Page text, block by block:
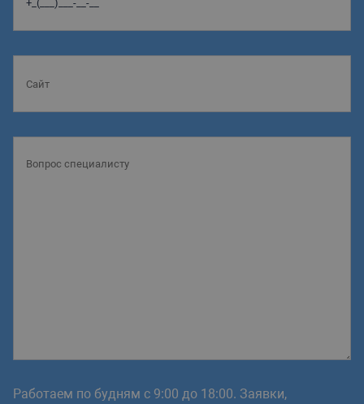
Работаем по будням с 9:00 до 18:00. Заявки,